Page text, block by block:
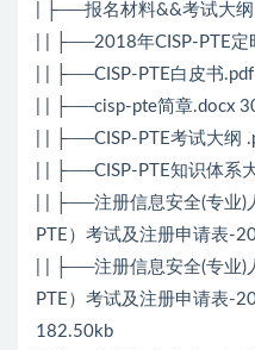
| ├──报名材料&&考试大纲
| | ├──2018年CISP-PTE
| | ├──CISP-PTE白皮书
| | ├──cisp-pte简章.docx
| | ├──CISP-PTE考试大纲
| | ├──CISP-PTE知识体系
| | ├──注册信息安全(专业)
PTE）考试及注册申请表-
| | ├──注册信息安全(专业)
PTE）考试及注册申请表-
182.50kb